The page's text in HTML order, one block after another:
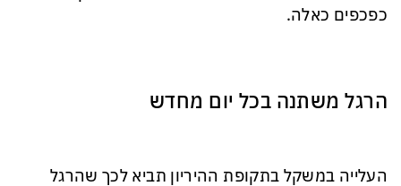
כפכפים כאלה.
הרגל משתנה בכל יום מחדש
העלייה במשקל בתקופת ההיריון תביא לכך שהרגל